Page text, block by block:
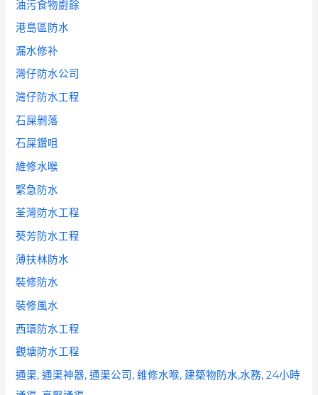
油污食物廚餘
港島區防水
漏水修补
灣仔防水公司
灣仔防水工程
石屎剝落
石屎鑽咀
維修水喉
緊急防水
荃灣防水工程
葵芳防水工程
薄扶林防水
裝修防水
裝修風水
西環防水工程
觀塘防水工程
通渠, 通渠神器, 通渠公司, 維修水喉, 建築物防水,水務, 24小時